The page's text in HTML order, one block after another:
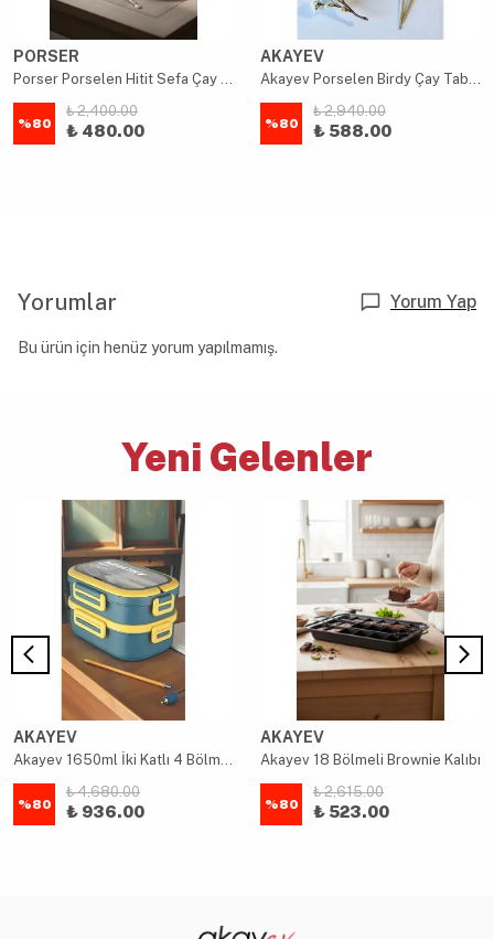
PORSER
Porser Porselen Hitit Sefa Çay Tabağı Takımı 10cm 6 Parça
%80
₺ 2,400.00
₺ 480.00
AKAYEV
Akayev Porselen Birdy Çay Tabağı 6 Parça
%80
₺ 2,940.00
₺ 588.00
Yorumlar Yorum Yap
Bu ürün için henüz yorum yapılmamış.
Yeni Gelenler
AKAYEV
Akayev 1650ml İki Katlı 4 Bölmeli Çelik Yemek Kabı Mavi
%80
₺ 4,680.00
₺ 936.00
AKAYEV
Akayev 18 Bölmeli Brownie Kalıbı
%80
₺ 2,615.00
₺ 523.00